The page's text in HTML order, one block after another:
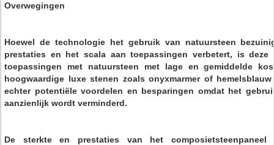
Overwegingen
Hoewel de technologie het gebruik van natuursteen
prestaties en het scala aan toepassingen verbetert, is
toepassingen met natuursteen met lage en gemiddelde
hoogwaardige luxe stenen zoals onyxmarmer of
echter potentiële voordelen en besparingen omdat het
aanzienlijk wordt verminderd.
De sterkte en prestaties van het